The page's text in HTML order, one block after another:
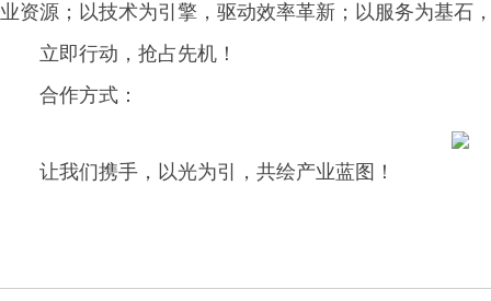
业资源；以技术为引擎，驱动效率革新；以服务为基石
立即行动，抢占先机！
合作方式：
让我们携手，以光为引，共绘产业蓝图！